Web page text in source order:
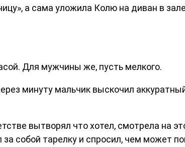
а сама уложила Колю на диван в
Для мужчины же, пусть мелкого.
минуту мальчик выскочил
вытворял что хотел, смотрела на
собой тарелку и спросил, чем может